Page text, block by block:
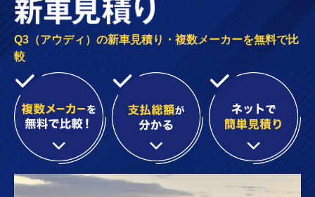
Q3（アウディ）の新車見積り・複数メーカーを無料で比
較